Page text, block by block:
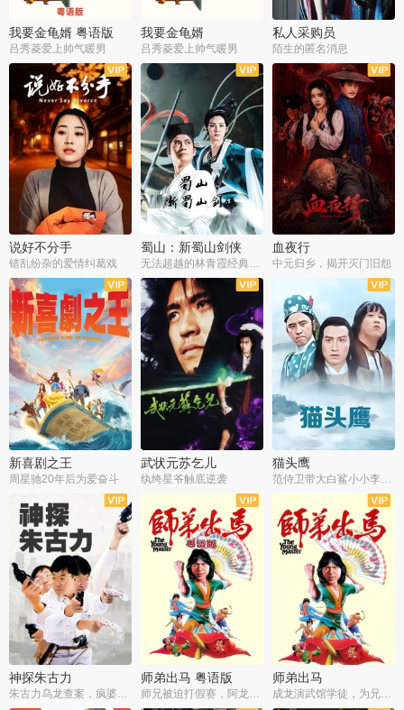
我要金龟婿 粤语版
吕秀菱爱上帅气暖男
我要金龟婿
吕秀菱爱上帅气暖男
私人采购员
陌生的匿名消息
说好不分手
错乱纷杂的爱情纠葛戏
蜀山：新蜀山剑侠
无法超越的林青霞经典角色
血夜行
中元归乡，揭开灭门旧怨
新喜剧之王
周星驰20年后为爱奋斗
武状元苏乞儿
纨绔星爷触底逆袭
猫头鹰
神探朱古力
朱古力乌龙查案，疯婆子神助攻
师弟出马 粤语版
师兄被迫打假赛，阿龙追查斗黑帮
师弟出马
成龙演武馆学徒，为兄搏命战黑道